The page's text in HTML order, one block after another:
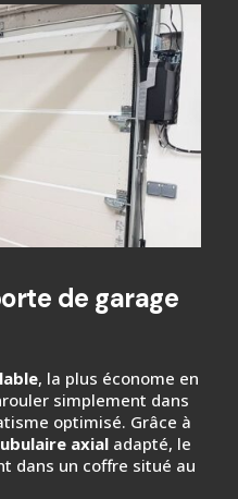
de garage
, la plus économe en
simplement dans
optimisé. Grâce à
axialadapté, le
dans un coffre situé au